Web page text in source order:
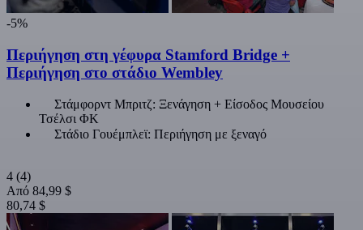
-5%
Περιήγηση στη γέφυρα Stamford Bridge +
Περιήγηση στο στάδιο Wembley
Στάμφορντ Μπριτζ: Ξενάγηση + Είσοδος Μουσείου
Τσέλσι ΦΚ
Στάδιο Γουέμπλεϊ: Περιήγηση με ξεναγό
4 (4)
Από 84,99 $
80,74 $